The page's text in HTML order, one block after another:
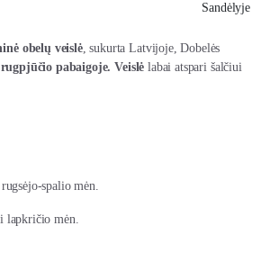
Sandėlyje
obelų veislė, sukurta Latvijoje, Dobelės
pabaigoje. Veislėlabai atspari šalčiui
spalio mėn.
lapkričio mėn.